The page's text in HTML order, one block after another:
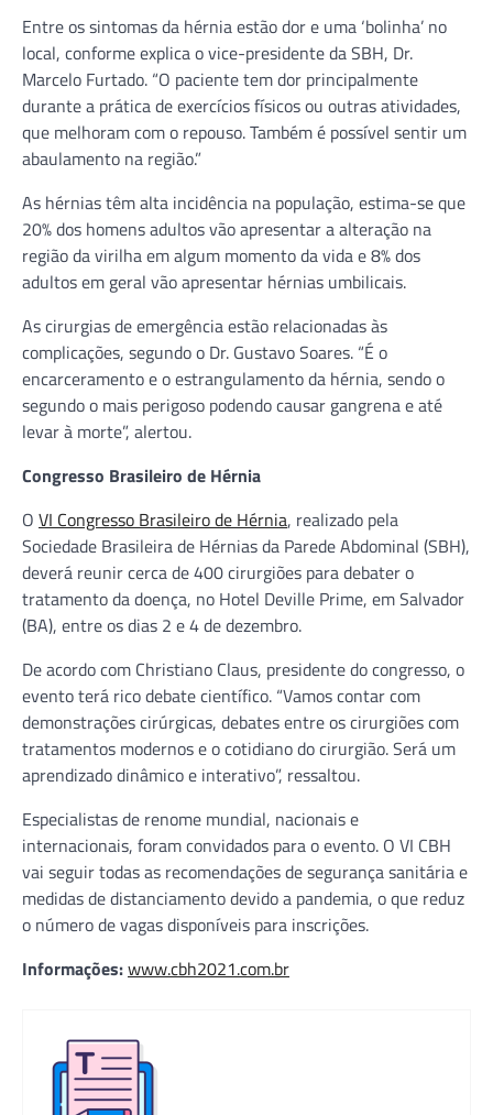
Entre os sintomas da hérnia estão dor e uma ‘bolinha’ no
local, conforme explica o vice-presidente da SBH, Dr.
Marcelo Furtado. “O paciente tem dor principalmente
durante a prática de exercícios físicos ou outras atividades,
que melhoram com o repouso. Também é possível sentir um
abaulamento na região.”
As hérnias têm alta incidência na população, estima-se que
20% dos homens adultos vão apresentar a alteração na
região da virilha em algum momento da vida e 8% dos
adultos em geral vão apresentar hérnias umbilicais.
As cirurgias de emergência estão relacionadas às
complicações, segundo o Dr. Gustavo Soares. “É o
encarceramento e o estrangulamento da hérnia, sendo o
segundo o mais perigoso podendo causar gangrena e até
levar à morte”, alertou.
Congresso Brasileiro de Hérnia
O VI Congresso Brasileiro de Hérnia, realizado pela
Sociedade Brasileira de Hérnias da Parede Abdominal (SBH),
deverá reunir cerca de 400 cirurgiões para debater o
tratamento da doença, no Hotel Deville Prime, em Salvador
(BA), entre os dias 2 e 4 de dezembro.
De acordo com Christiano Claus, presidente do congresso, o
evento terá rico debate científico. “Vamos contar com
demonstrações cirúrgicas, debates entre os cirurgiões com
tratamentos modernos e o cotidiano do cirurgião. Será um
aprendizado dinâmico e interativo”, ressaltou.
Especialistas de renome mundial, nacionais e
internacionais, foram convidados para o evento. O VI CBH
vai seguir todas as recomendações de segurança sanitária e
medidas de distanciamento devido a pandemia, o que reduz
o número de vagas disponíveis para inscrições.
Informações:www.cbh2021.com.br